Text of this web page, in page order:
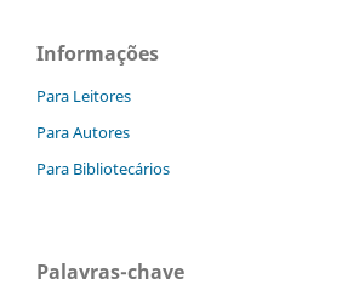
Informações
Para Leitores
Para Autores
Para Bibliotecários
Palavras-chave